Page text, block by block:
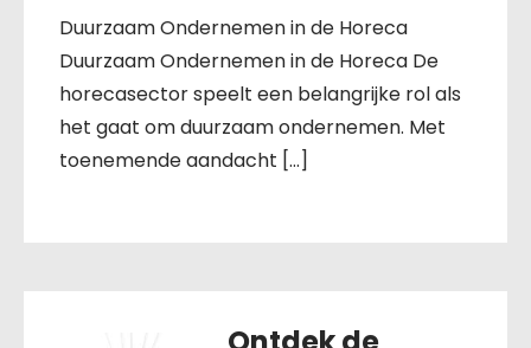
Duurzaam Ondernemen in de Horeca
Duurzaam Ondernemen in de Horeca De
horecasector speelt een belangrijke rol als
het gaat om duurzaam ondernemen. Met
toenemende aandacht […]